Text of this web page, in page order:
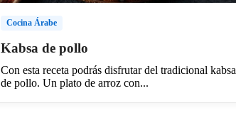
Cocina Árabe
Kabsa de pollo
Con esta receta podrás disfrutar del tradicional kabsa
de pollo. Un plato de arroz con...